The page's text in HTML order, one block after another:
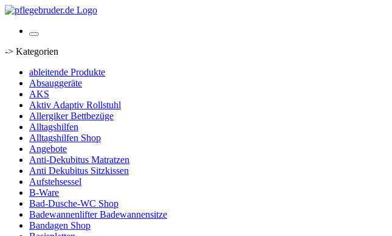
-> Kategorien
ableitende Produkte
Absauggeräte
AKS
Aktiv Adaptiv Rollstuhl
Allergiker Bettbezüge
Alltagshilfen
Alltagshilfen Shop
Angebote
Anti-Dekubitus Matratzen
Anti Dekubitus Sitzkissen
Aufstehsessel
B-Ware
Bad-Dusche-WC Shop
Badewannenlifter Badewannensitze
Bandagen Shop